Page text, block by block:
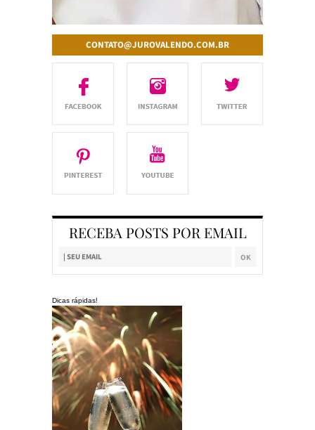
CONTATO@JUROVALENDO.COM.BR
RECEBA POSTS POR EMAIL
Dicas rápidas!